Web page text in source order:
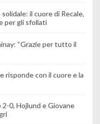
il cuore di Recale,
per gli sfollati
“Grazie per tutto il
risponde con il cuore e la
0, Hojlund e Giovane